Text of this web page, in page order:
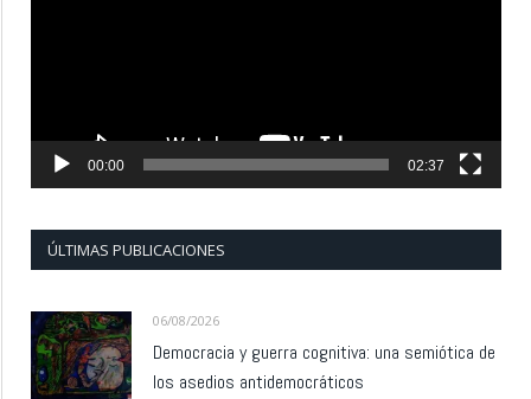
00:00 02:37
ÚLTIMAS PUBLICACIONES
06/08/2026
Democracia y guerra cognitiva: una semiótica de
los asedios antidemocráticos